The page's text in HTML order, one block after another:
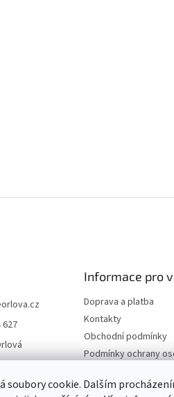
soubory cookie. Dalším
627
Informace pro
Doprava a platba
Kontakty
Obchodní podmínky
Podmínky ochrany
Reklamační řád